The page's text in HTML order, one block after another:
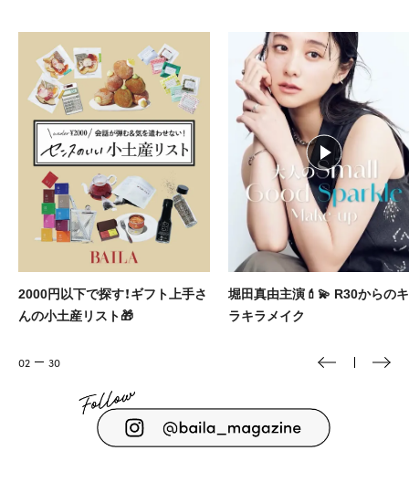
2000円以下で探す！ギフト上手さ
んの小土産リスト🎁
堀田真由主演💄💫 R30からのキ
ラキラメイク
02 30